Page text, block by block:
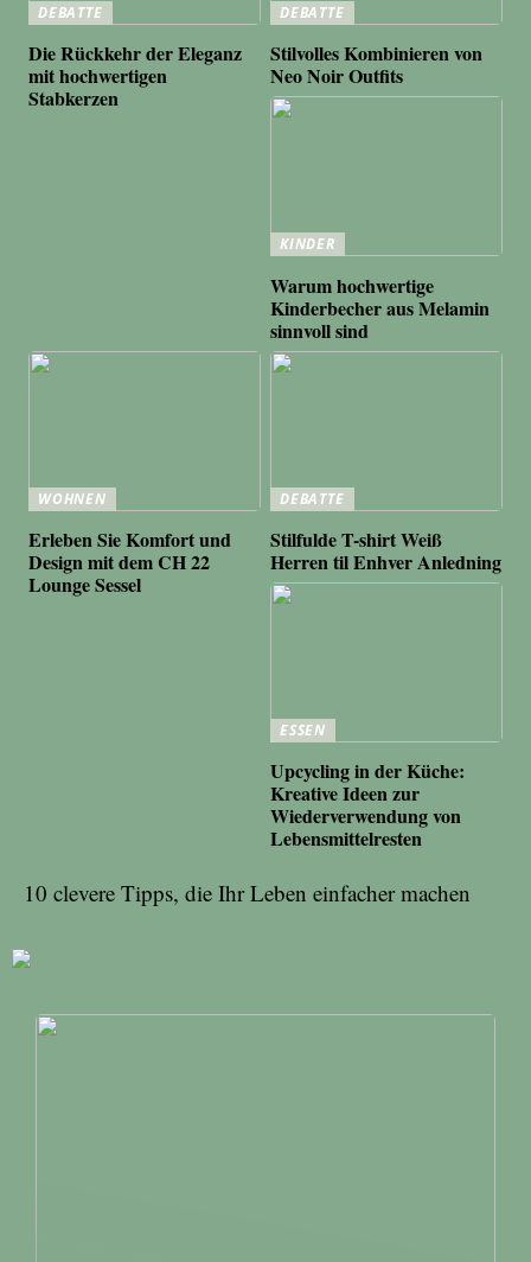
DEBATTE
Die Rückkehr der Eleganz
mit hochwertigen
Stabkerzen
DEBATTE
Stilvolles Kombinieren von
Neo Noir Outfits
KINDER
Warum hochwertige
Kinderbecher aus Melamin
sinnvoll sind
WOHNEN
Erleben Sie Komfort und
Design mit dem CH 22
Lounge Sessel
DEBATTE
Stilfulde T-shirt Weiß
Herren til Enhver Anledning
ESSEN
Upcycling in der Küche:
Kreative Ideen zur
Wiederverwendung von
Lebensmittelresten
10 clevere Tipps, die Ihr Leben einfacher machen